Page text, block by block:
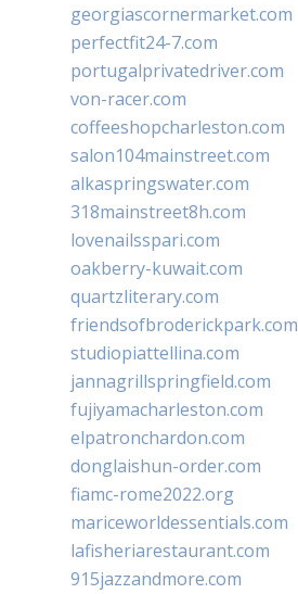
georgiascornermarket.com
perfectfit24-7.com
portugalprivatedriver.com
von-racer.com
coffeeshopcharleston.com
salon104mainstreet.com
alkaspringswater.com
318mainstreet8h.com
lovenailsspari.com
oakberry-kuwait.com
quartzliterary.com
friendsofbroderickpark.com
studiopiattellina.com
jannagrillspringfield.com
fujiyamacharleston.com
elpatronchardon.com
donglaishun-order.com
fiamc-rome2022.org
mariceworldessentials.com
lafisheriarestaurant.com
915jazzandmore.com